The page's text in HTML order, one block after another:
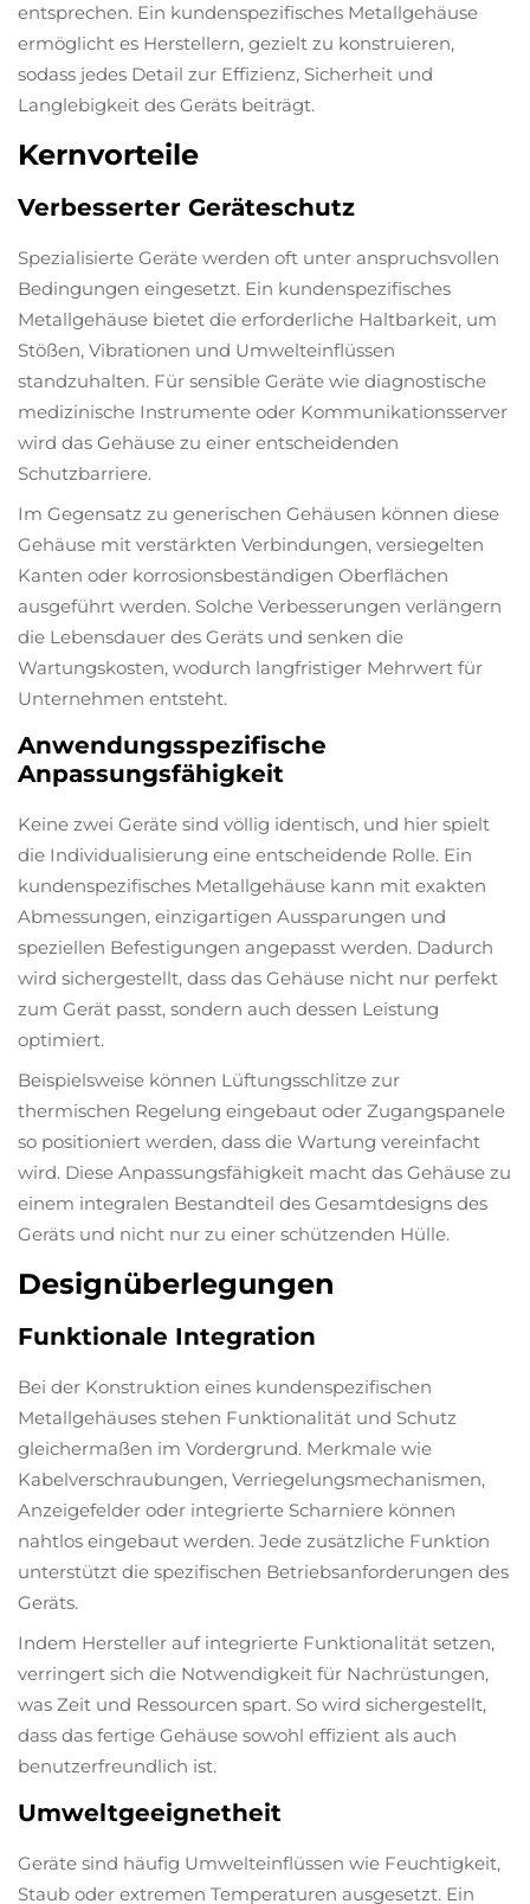
entsprechen. Ein kundenspezifisches Metallgehäuse
ermöglicht es Herstellern, gezielt zu konstruieren,
sodass jedes Detail zur Effizienz, Sicherheit und
Langlebigkeit des Geräts beiträgt.
Kernvorteile
Verbesserter Geräteschutz
Spezialisierte Geräte werden oft unter anspruchsvollen
Bedingungen eingesetzt. Ein kundenspezifisches
Metallgehäuse bietet die erforderliche Haltbarkeit, um
Stößen, Vibrationen und Umwelteinflüssen
standzuhalten. Für sensible Geräte wie diagnostische
medizinische Instrumente oder Kommunikationsserver
wird das Gehäuse zu einer entscheidenden
Schutzbarriere.
Im Gegensatz zu generischen Gehäusen können diese
Gehäuse mit verstärkten Verbindungen, versiegelten
Kanten oder korrosionsbeständigen Oberflächen
ausgeführt werden. Solche Verbesserungen verlängern
die Lebensdauer des Geräts und senken die
Wartungskosten, wodurch langfristiger Mehrwert für
Unternehmen entsteht.
Anwendungsspezifische
Anpassungsfähigkeit
Keine zwei Geräte sind völlig identisch, und hier spielt
die Individualisierung eine entscheidende Rolle. Ein
kundenspezifisches Metallgehäuse kann mit exakten
Abmessungen, einzigartigen Aussparungen und
speziellen Befestigungen angepasst werden. Dadurch
wird sichergestellt, dass das Gehäuse nicht nur perfekt
zum Gerät passt, sondern auch dessen Leistung
optimiert.
Beispielsweise können Lüftungsschlitze zur
thermischen Regelung eingebaut oder Zugangspanele
so positioniert werden, dass die Wartung vereinfacht
wird. Diese Anpassungsfähigkeit macht das Gehäuse zu
einem integralen Bestandteil des Gesamtdesigns des
Geräts und nicht nur zu einer schützenden Hülle.
Designüberlegungen
Funktionale Integration
Bei der Konstruktion eines kundenspezifischen
Metallgehäuses stehen Funktionalität und Schutz
gleichermaßen im Vordergrund. Merkmale wie
Kabelverschraubungen, Verriegelungsmechanismen,
Anzeigefelder oder integrierte Scharniere können
nahtlos eingebaut werden. Jede zusätzliche Funktion
unterstützt die spezifischen Betriebsanforderungen des
Geräts.
Indem Hersteller auf integrierte Funktionalität setzen,
verringert sich die Notwendigkeit für Nachrüstungen,
was Zeit und Ressourcen spart. So wird sichergestellt,
dass das fertige Gehäuse sowohl effizient als auch
benutzerfreundlich ist.
Umweltgeeignetheit
Geräte sind häufig Umwelteinflüssen wie Feuchtigkeit,
Staub oder extremen Temperaturen ausgesetzt. Ein